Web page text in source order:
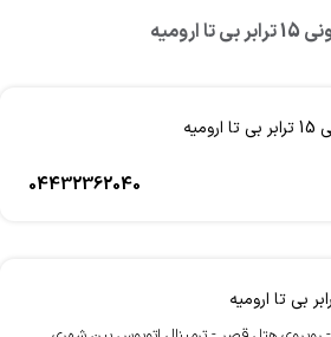
04432362040